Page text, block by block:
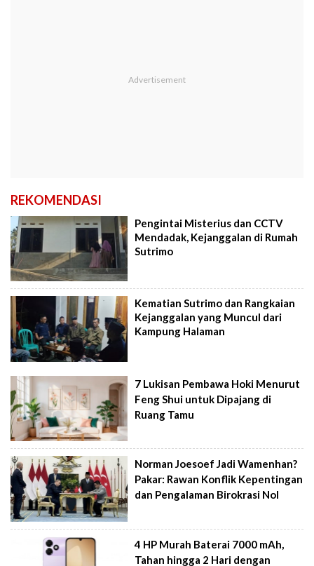
REKOMENDASI
Pengintai Misterius dan CCTV
Mendadak, Kejanggalan di Rumah
Sutrimo
Kematian Sutrimo dan Rangkaian
Kejanggalan yang Muncul dari
Kampung Halaman
7 Lukisan Pembawa Hoki Menurut
Feng Shui untuk Dipajang di
Ruang Tamu
Norman Joesoef Jadi Wamenhan?
Pakar: Rawan Konflik Kepentingan
dan Pengalaman Birokrasi Nol
4 HP Murah Baterai 7000 mAh,
Tahan hingga 2 Hari dengan